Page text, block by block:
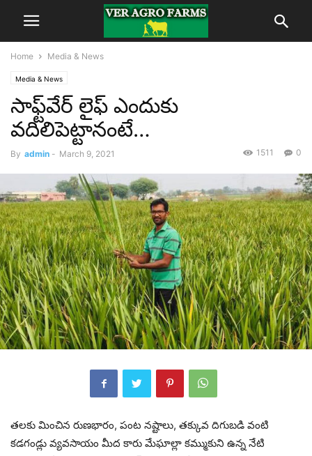
Home Media & News
Media & News
సాఫ్ట్‌వేర్ లైఫ్ ఎందుకు
వదిలిపెట్టానంటే…
By admin - March 9, 2021 0
1511
తలకు మించిన రుణభారం, పంట నష్టాలు, తక్కువ దిగుబడి వంటి
కడగండ్లు వ్యవసాయం మీద కారు మేఘాల్లా కమ్ముకుని ఉన్న నేటి